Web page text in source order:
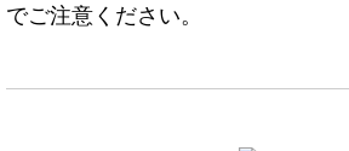
でご注意ください。